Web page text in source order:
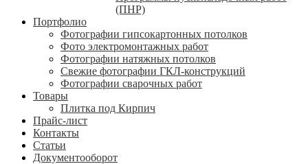
(ПНР)
Портфолио
Фотографии гипсокартонных потолков
Фото электромонтажных работ
Фотографии натяжных потолков
Свежие фотографии ГКЛ-конструкций
Фотографии сварочных работ
Товары
Плитка под Кирпич
Прайс-лист
Контакты
Статьи
Документооборот